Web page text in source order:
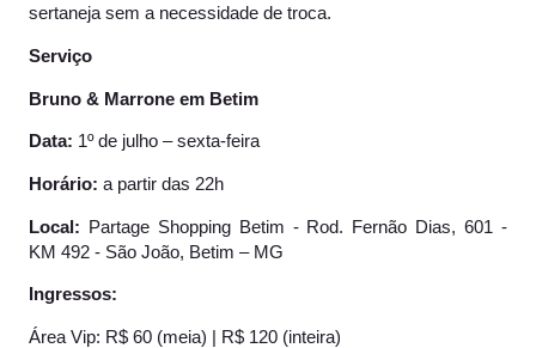
sertaneja sem a necessidade de troca.
Serviço
Bruno & Marrone em Betim
Data: 1º de julho – sexta-feira
Horário: a partir das 22h
Local: Partage Shopping Betim - Rod. Fernão Dias, 601 -
KM 492 - São João, Betim – MG
Ingressos:
Área Vip: R$ 60 (meia) | R$ 120 (inteira)